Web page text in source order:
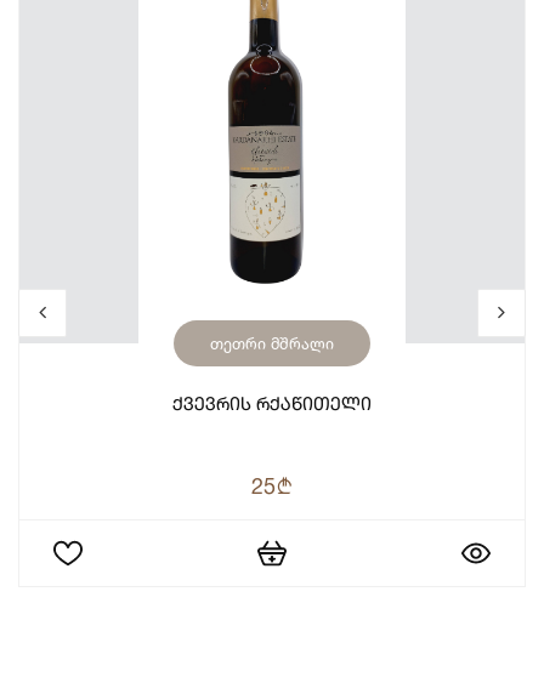
თეთრი მშრალი
Ქვევრის Რქაწითელი
25b